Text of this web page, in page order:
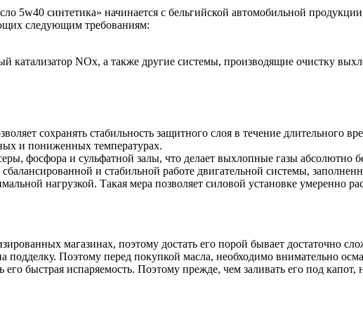
5w40 синтетика» начинается с бельгийской автомобильной
следующим требованиям:
катализатор NOx, а также другие системы, производящие очистку
сохранять стабильность защитного слоя в течение
и пониженных температурах.
фосфора и сульфатной залы, что делает выхлопные газы
и стабильной работе двигательной системы,
нагрузкой. Такая мера позволяет силовой установке умеренно
магазинах, поэтому достать его порой бывает достаточно
Поэтому перед покупкой масла, необходимо внимательно
быстрая испаряемость. Поэтому прежде, чем заливать его под капот,